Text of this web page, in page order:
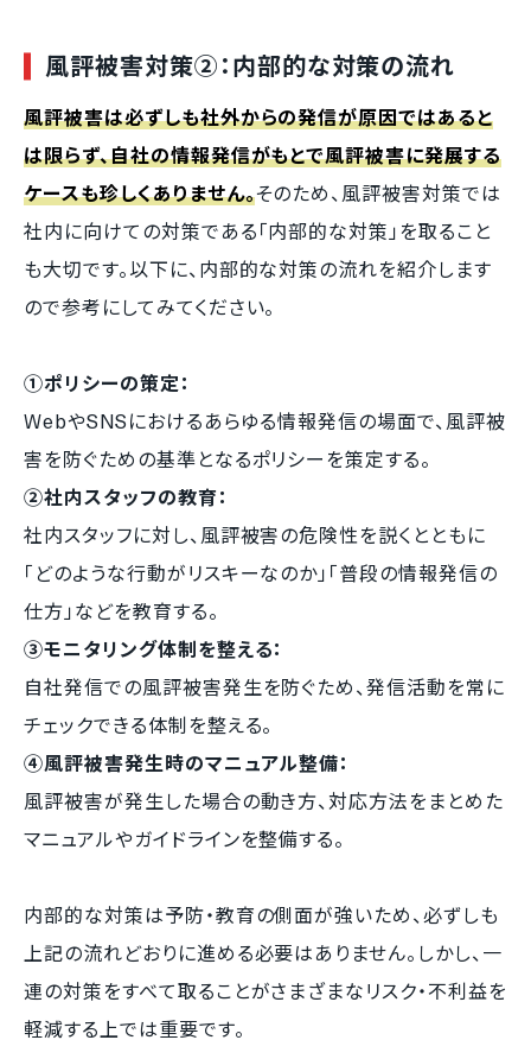
風評被害対策②：内部的な対策の流れ
風評被害は必ずしも社外からの発信が原因ではあると
は限らず、自社の情報発信がもとで風評被害に発展する
ケースも珍しくありません。そのため、風評被害対策では
社内に向けての対策である「内部的な対策」を取ること
も大切です。以下に、内部的な対策の流れを紹介します
ので参考にしてみてください。
①ポリシーの策定：
WebやSNSにおけるあらゆる情報発信の場面で、風評被
害を防ぐための基準となるポリシーを策定する。
②社内スタッフの教育：
社内スタッフに対し、風評被害の危険性を説くとともに
「どのような行動がリスキーなのか」「普段の情報発信の
仕方」などを教育する。
③モニタリング体制を整える：
自社発信での風評被害発生を防ぐため、発信活動を常に
チェックできる体制を整える。
④風評被害発生時のマニュアル整備：
風評被害が発生した場合の動き方、対応方法をまとめた
マニュアルやガイドラインを整備する。
内部的な対策は予防・教育の側面が強いため、必ずしも
上記の流れどおりに進める必要はありません。しかし、一
連の対策をすべて取ることがさまざまなリスク・不利益を
軽減する上では重要です。